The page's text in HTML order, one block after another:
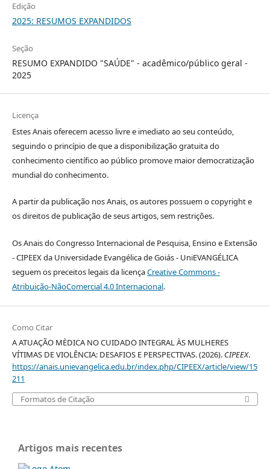
Edição
2025: RESUMOS EXPANDIDOS
Seção
RESUMO EXPANDIDO "SAÚDE" - acadêmico/público geral -
2025
Licença
Estes Anais oferecem acesso livre e imediato ao seu conteúdo,
seguindo o princípio de que a disponibilização gratuita do
conhecimento científico ao público promove maior democratização
mundial do conhecimento.
A partir da publicação nos Anais, os autores possuem o copyright e
os direitos de publicação de seus artigos, sem restrições.
Os Anais do Congresso Internacional de Pesquisa, Ensino e Extensão
- CIPEEX da Universidade Evangélica de Goiás - UniEVANGÉLICA
seguem os preceitos legais da licençaCreative Commons -
Atribuição-NãoComercial 4.0 Internacional.
Como Citar
A ATUAÇÃO MÈDICA NO CUIDADO INTEGRAL ÀS MULHERES
VÍTIMAS DE VIOLÊNCIA: DESAFIOS E PERSPECTIVAS. (2026). CIPEEX.
https://anais.unievangelica.edu.br/index.php/CIPEEX/article/view/15
211
Formatos de Citação
Artigos mais recentes